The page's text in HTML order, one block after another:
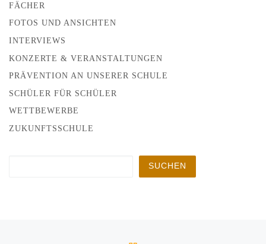
FÄCHER
FOTOS UND ANSICHTEN
INTERVIEWS
KONZERTE & VERANSTALTUNGEN
PRÄVENTION AN UNSERER SCHULE
SCHÜLER FÜR SCHÜLER
WETTBEWERBE
ZUKUNFTSSCHULE
SUCHEN